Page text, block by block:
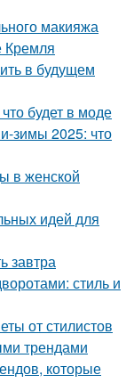
макияжа
Кремля
в будущем
будет в моде
зимы 2025: что
в женской
идей для
завтра
стиль и
от стилистов
трендами
которые